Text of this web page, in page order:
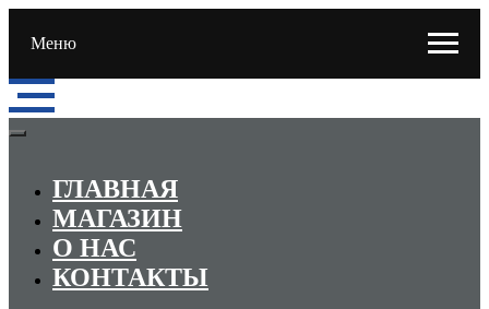
Меню
ГЛАВНАЯ
МАГАЗИН
О НАС
КОНТАКТЫ